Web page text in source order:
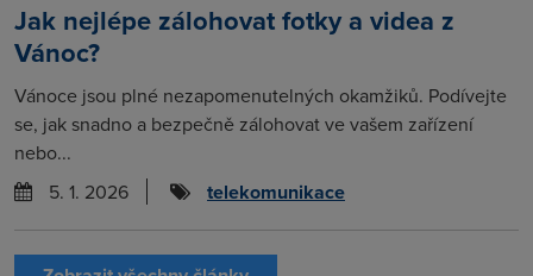
Jak nejlépe zálohovat fotky a videa z
Vánoc?
Vánoce jsou plné nezapomenutelných okamžiků. Podívejte
se, jak snadno a bezpečně zálohovat ve vašem zařízení
nebo...
5. 1. 2026
telekomunikace